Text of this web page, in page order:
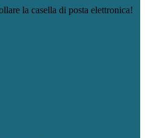
la casella di posta elettronica!